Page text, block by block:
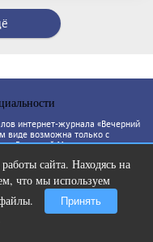
интернет-журнала «Вечерний
виде возможна только с
«Вечерний Магнитогорск»
Редакция может не
сайта. Находясь на
что мы используем
Принять
вы будете смеяться